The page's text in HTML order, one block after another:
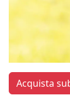
Acquista